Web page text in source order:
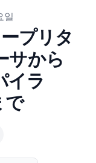
일
プリタ
サから
イラ
で